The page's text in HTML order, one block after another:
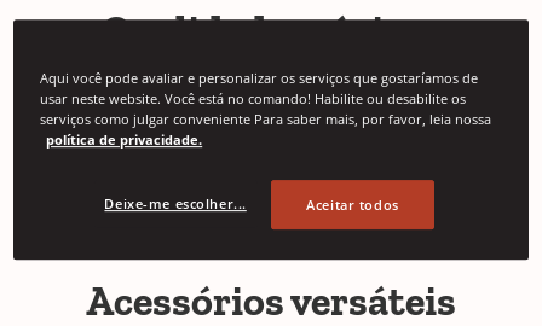
Qualidade máxima
Os airbags são fabricados com controles estatísticos
de processo
Altamente sustentável
Fabricado com materiais que podem ser reciclados
Acessórios versáteis
Aqui você pode avaliar e personalizar os serviços que gostaríamos de
usar neste website. Você está no comando! Habilite ou desabilite os
serviços como julgar conveniente Para saber mais, por favor, leia nossa
política de privacidade.
Deixe-me escolher... Aceitar todos